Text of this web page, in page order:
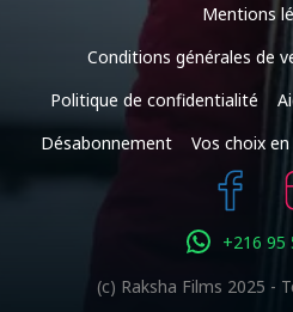
Mentions
Conditions générales de
Politique de confidentialité
Désabonnement
Vos choix
+216 95
(c) Raksha Films 2025 -